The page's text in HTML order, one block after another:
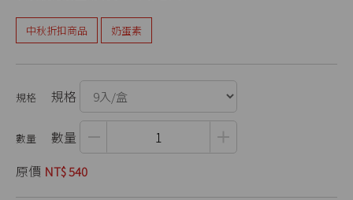
中秋折扣商品 奶蛋素
規格
數量
原價 NT$ 540